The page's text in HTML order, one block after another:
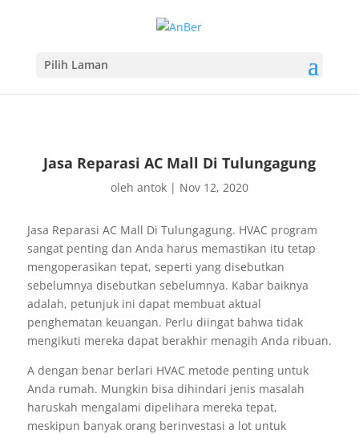
Pilih Laman
Jasa Reparasi AC Mall Di Tulungagung
oleh antok| Nov 12, 2020
Jasa Reparasi AC Mall Di Tulungagung. HVAC program
sangat penting dan Anda harus memastikan itu tetap
mengoperasikan tepat, seperti yang disebutkan
sebelumnya disebutkan sebelumnya. Kabar baiknya
adalah, petunjuk ini dapat membuat aktual
penghematan keuangan. Perlu diingat bahwa tidak
mengikuti mereka dapat berakhir menagih Anda ribuan.
A dengan benar berlari HVAC metode penting untuk
Anda rumah. Mungkin bisa dihindari jenis masalah
haruskah mengalami dipelihara mereka tepat,
meskipun banyak orang berinvestasi a lot untuk